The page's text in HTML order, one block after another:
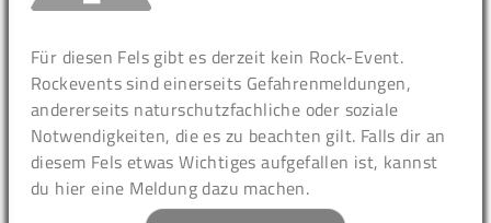
Für diesen Fels gibt es derzeit kein Rock-Event.
Rockevents sind einerseits Gefahrenmeldungen,
andererseits naturschutzfachliche oder soziale
Notwendigkeiten, die es zu beachten gilt. Falls dir an
diesem Fels etwas Wichtiges aufgefallen ist, kannst
du hier eine Meldung dazu machen.